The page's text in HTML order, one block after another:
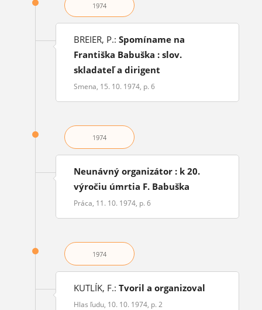
1974
BREIER, P.: Spomíname na
Františka Babuška : slov.
skladateľ a dirigent
Smena, 15. 10. 1974, p. 6
1974
Neunávný organizátor : k 20.
výročiu úmrtia F. Babuška
Práca, 11. 10. 1974, p. 6
1974
KUTLÍK, F.: Tvoril a organizoval
Hlas ľudu, 10. 10. 1974, p. 2